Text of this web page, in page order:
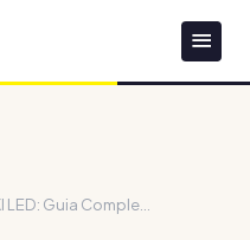
Guia Comple...